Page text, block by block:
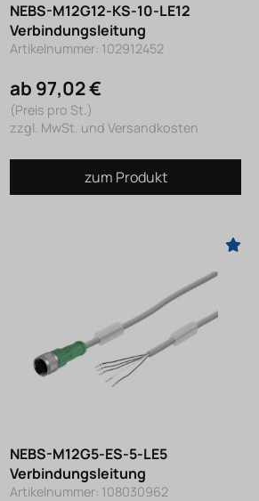
NEBS-M12G12-KS-10-LE12
Verbindungsleitung
Artikelnummer: 102912452
ab 97,02 €
(Preis pro St.)
zzgl. MwSt. und Versandkosten
zum Produkt
NEBS-M12G5-ES-5-LE5
Verbindungsleitung
Artikelnummer: 108030962